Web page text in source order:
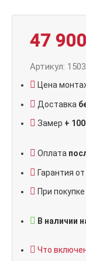
47 900
Артикул:
Цена
Доставка
Замер +
Оплата
Гарантия
При
В наличии
Что